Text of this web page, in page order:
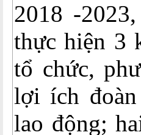
2018 -
thực hiện 3
tổ chức,
lợi ích
lao động;